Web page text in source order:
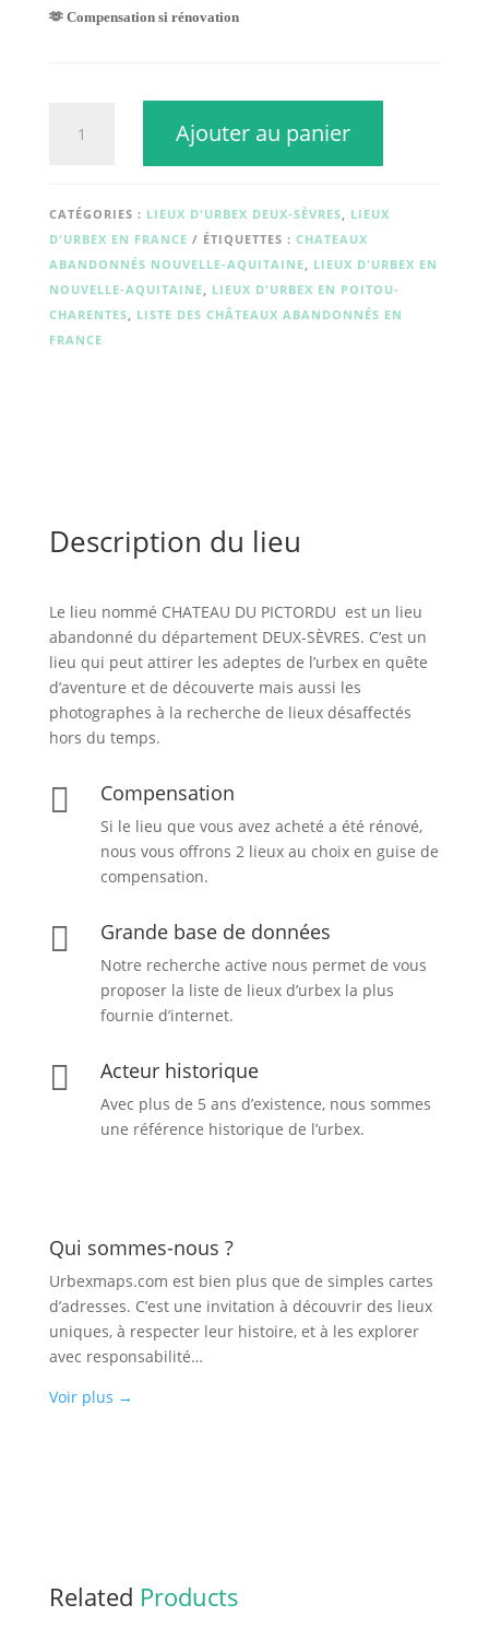
🫶 Compensation si rénovation
PICTORDU
Ajouter au panier
CATÉGORIES : LIEUX D'URBEX DEUX-SÈVRES, LIEUX
D'URBEX EN FRANCE
ÉTIQUETTES : CHATEAUX
ABANDONNÉS NOUVELLE-AQUITAINE, LIEUX D'URBEX EN
NOUVELLE-AQUITAINE, LIEUX D'URBEX EN POITOU-
CHARENTES, LISTE DES CHÂTEAUX ABANDONNÉS EN
FRANCE
Description du lieu
Le lieu nommé CHATEAU DU PICTORDU est un lieu
abandonné du département DEUX-SÈVRES. C’est un
lieu qui peut attirer les adeptes de l’urbex en quête
d’aventure et de découverte mais aussi les
photographes à la recherche de lieux désaffectés
hors du temps.
 Compensation
Si le lieu que vous avez acheté a été rénové,
nous vous offrons 2 lieux au choix en guise de
compensation.
 Grande base de données
Notre recherche active nous permet de vous
proposer la liste de lieux d’urbexla plus
fournie d’internet.
 Acteur historique
Avec plus de 5 ans d’existence, nous sommes
une référence historique de l’urbex.
Qui sommes-nous ?
Urbexmaps.com est bien plus que de simples cartes
d’adresses. C’est une invitation à découvrir des lieux
uniques, à respecter leur histoire, et à les explorer
avec responsabilité…
Voir plus →
Related Products